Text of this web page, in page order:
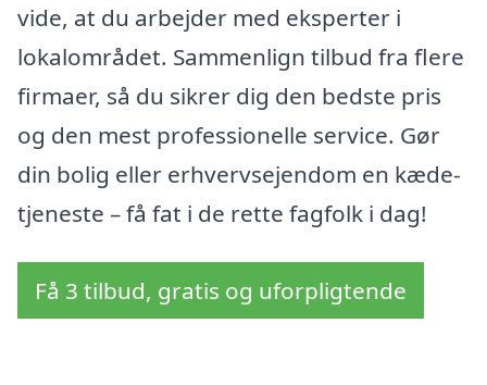
vide, at du arbejder med eksperter i
lokalområdet. Sammenlign tilbud fra flere
firmaer, så du sikrer dig den bedste pris
og den mest professionelle service. Gør
din bolig eller erhvervsejendom en kæde-
tjeneste – få fat i de rette fagfolk i dag!
Få 3 tilbud, gratis og uforpligtende